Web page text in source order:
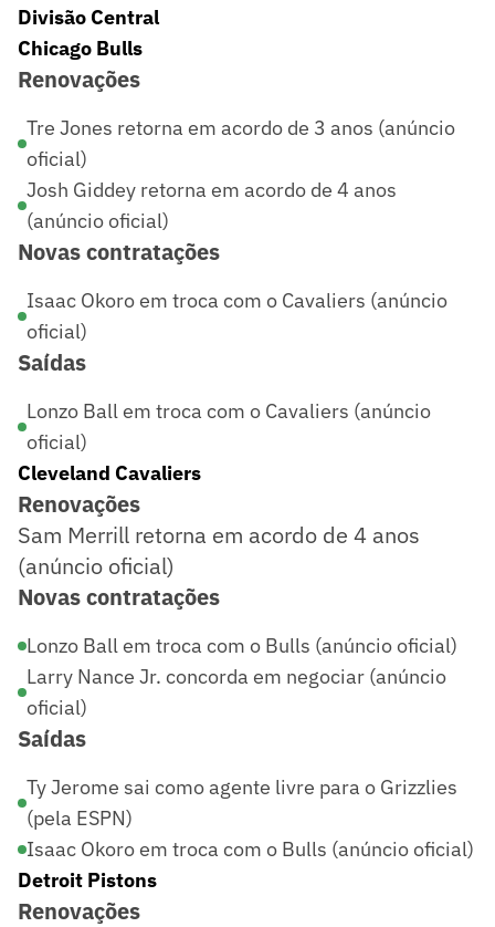
Divisão Central
Chicago Bulls
Renovações
Tre Jones retorna em acordo de 3 anos (anúncio
oficial)
Josh Giddey retorna em acordo de 4 anos
(anúncio oficial)
Novas contratações
Isaac Okoro em troca com o Cavaliers (anúncio
oficial)
Saídas
Lonzo Ball em troca com o Cavaliers (anúncio
oficial)
Cleveland Cavaliers
Renovações
Sam Merrill retorna em acordo de 4 anos
(anúncio oficial)
Novas contratações
Lonzo Ball em troca com o Bulls (anúncio oficial)
Larry Nance Jr. concorda em negociar (anúncio
oficial)
Saídas
Ty Jerome sai como agente livre para o Grizzlies
(pela ESPN)
Isaac Okoro em troca com o Bulls (anúncio oficial)
Detroit Pistons
Renovações